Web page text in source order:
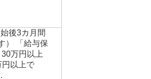
後3カ月間
） 「給与保
万円以上
円以上で